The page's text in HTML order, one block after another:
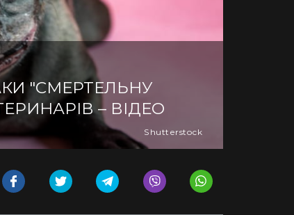
"СМЕРТЕЛЬНУ
– ВІДЕО
Shutterstock